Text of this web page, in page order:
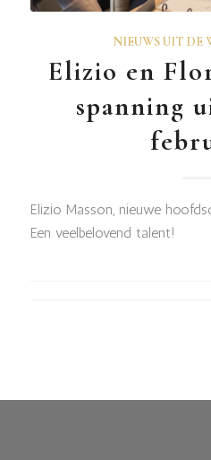
NIEUWS UIT DE
Elizio en
spanning
Elizio Masson, nieuwe
Een veelbelovend talent!